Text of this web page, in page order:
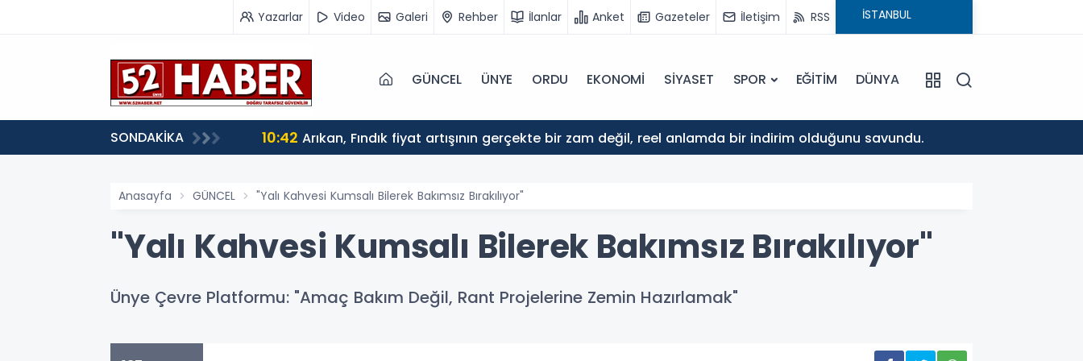
Yazarlar Video Galeri Rehber İlanlar Anket Gazeteler İletişim RSS
GÜNCEL ÜNYE ORDU EKONOMİ SİYASET SPOR EĞİTİM DÜNYA
SONDAKİKA 10:42 Arıkan, Fındık fiyat artışının gerçekte bir zam değil, reel anlamda bir indirim olduğunu savundu.
Anasayfa GÜNCEL "Yalı Kahvesi Kumsalı Bilerek Bakımsız Bırakılıyor"
"Yalı Kahvesi Kumsalı Bilerek Bakımsız Bırakılıyor"
Ünye Çevre Platformu: "Amaç Bakım Değil, Rant Projelerine Zemin Hazırlamak"